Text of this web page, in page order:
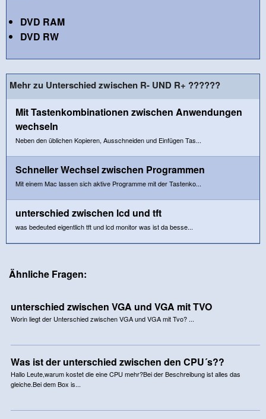
DVD RAM
DVD RW
Mehr zu Unterschied zwischen R- UND R+ ??????
Mit Tastenkombinationen zwischen Anwendungen
wechseln
Neben den üblichen Kopieren, Ausschneiden und Einfügen Tas...
Schneller Wechsel zwischen Programmen
Mit einem Mac lassen sich aktive Programme mit der Tastenko...
unterschied zwischen lcd und tft
was bedeuted eigentlich tft und lcd monitor was ist da besse...
Ähnliche Fragen:
unterschied zwischen VGA und VGA mit TVO
Worin liegt der Unterschied zwischen VGA und VGA mit Tvo? ...
Was ist der unterschied zwischen den CPU´s??
Hallo Leute,warum kostet die eine CPU mehr?Bei der Beschreibung ist alles das
gleiche.Bei dem Box is...